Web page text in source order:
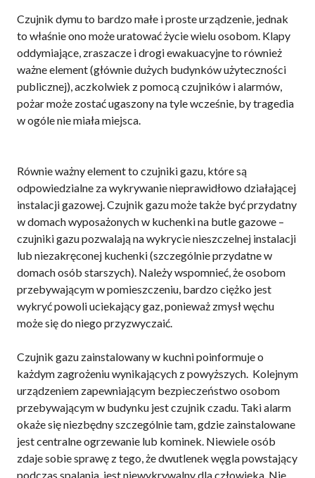
Czujnik dymu to bardzo małe i proste urządzenie, jednak
to właśnie ono może uratować życie wielu osobom. Klapy
oddymiające, zraszacze i drogi ewakuacyjne to również
ważne element (głównie dużych budynków użyteczności
publicznej), aczkolwiek z pomocą czujników i alarmów,
pożar może zostać ugaszony na tyle wcześnie, by tragedia
w ogóle nie miała miejsca.
Równie ważny element to czujniki gazu, które są
odpowiedzialne za wykrywanie nieprawidłowo działającej
instalacji gazowej. Czujnik gazu może także być przydatny
w domach wyposażonych w kuchenki na butle gazowe –
czujniki gazu pozwalają na wykrycie nieszczelnej instalacji
lub niezakręconej kuchenki (szczególnie przydatne w
domach osób starszych). Należy wspomnieć, że osobom
przebywającym w pomieszczeniu, bardzo ciężko jest
wykryć powoli uciekający gaz, ponieważ zmysł węchu
może się do niego przyzwyczaić.
Czujnik gazu zainstalowany w kuchni poinformuje o
każdym zagrożeniu wynikających z powyższych. Kolejnym
urządzeniem zapewniającym bezpieczeństwo osobom
przebywającym w budynku jest czujnik czadu. Taki alarm
okaże się niezbędny szczególnie tam, gdzie zainstalowane
jest centralne ogrzewanie lub kominek. Niewiele osób
zdaje sobie sprawę z tego, że dwutlenek węgla powstający
podczas spalania, jest niewykrywalny dla człowieka. Nie